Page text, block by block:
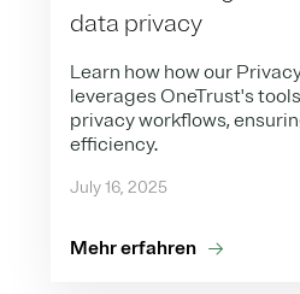
data privacy
Learn how how our
leverages OneTrust's
privacy workflows,
efficiency.
July 16, 2025
Mehr erfahren